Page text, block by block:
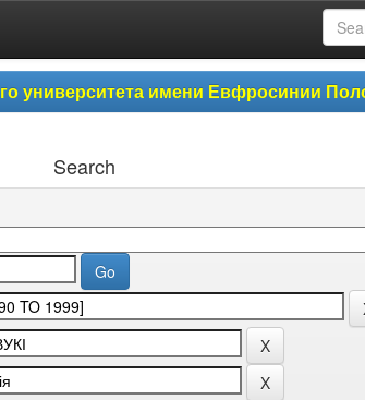
университета имени Евфросинии
Search